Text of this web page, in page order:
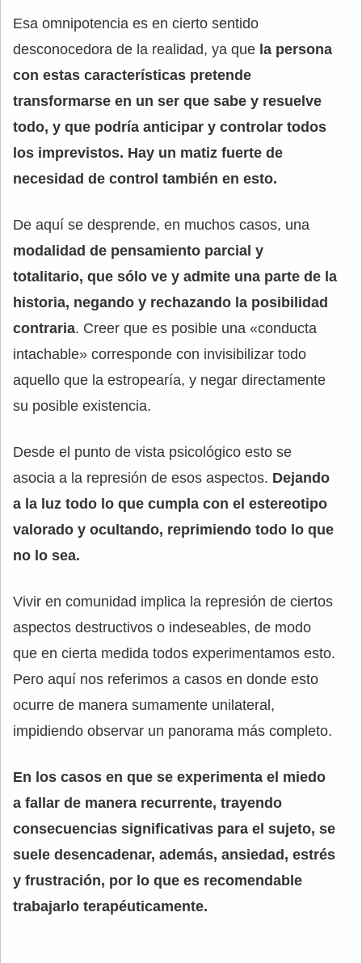
Esa omnipotencia es en cierto sentido
desconocedora de la realidad, ya que la persona
con estas características pretende
transformarse en un ser que sabe y resuelve
todo, y que podría anticipar y controlar todos
los imprevistos. Hay un matiz fuerte de
necesidad de control también en esto.
De aquí se desprende, en muchos casos, una
modalidad de pensamiento parcial y
totalitario, que sólo ve y admite una parte de la
historia, negando y rechazando la posibilidad
contraria. Creer que es posible una «conducta
intachable» corresponde con invisibilizar todo
aquello que la estropearía, y negar directamente
su posible existencia.
Desde el punto de vista psicológico esto se
asocia a la represión de esos aspectos. Dejando
a la luz todo lo que cumpla con el estereotipo
valorado y ocultando, reprimiendo todo lo que
no lo sea.
Vivir en comunidad implica la represión de ciertos
aspectos destructivos o indeseables, de modo
que en cierta medida todos experimentamos esto.
Pero aquí nos referimos a casos en donde esto
ocurre de manera sumamente unilateral,
impidiendo observar un panorama más completo.
En los casos en que se experimenta el miedo
a fallar de manera recurrente, trayendo
consecuencias significativas para el sujeto, se
suele desencadenar, además, ansiedad, estrés
y frustración, por lo que es recomendable
trabajarlo terapéuticamente.